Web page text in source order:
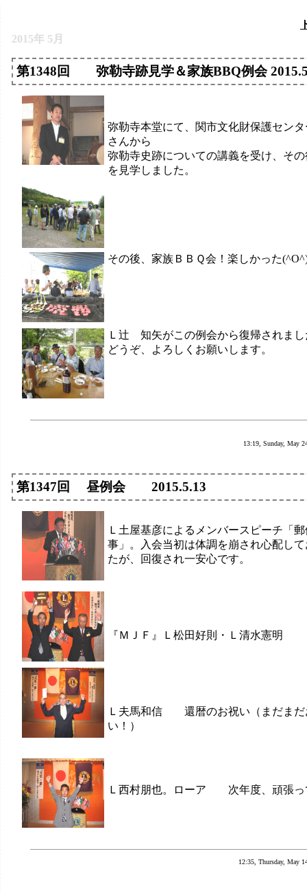
2015年 5月
第1348回 弥勒寺跡見学＆家族BBQ例会
弥勒寺本堂にて、関市文化財保護セン
さんから
弥勒寺史跡についての講義を受け、そ
を見学しました。
その後、家族ＢＢＱ会！楽しかった
Ｌ辻 知矢がこの例会から復帰されまし
どうぞ、よろしくお願いします。
13:19, Sunday, May
第1347回 昼例会 2015.5.13
Ｌ土屋基彦によるメンバースピーチ「
事」。入会当初は体調を崩され心配し
たが、回復され一安心です。
『ＭＪＦ』Ｌ松田好則・Ｌ清水憲明
Ｌ夫馬和信 還暦のお祝い（まだまだ
い！）
Ｌ西村朋也。ローア 次年度、頑張っ
12:35, Thursday, May